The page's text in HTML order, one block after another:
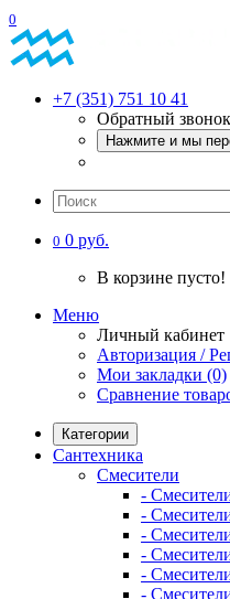
0
+7 (351) 751 10 41
Обратный звонок
Нажмите и мы
0 0 руб.
В корзине пусто!
Меню
Личный кабинет
Авторизация /
Мои закладки (0)
Сравнение
Категории
Сантехника
Смесители
-
-
-
-
-
-